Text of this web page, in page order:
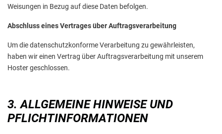
Weisungen in Bezug auf diese Daten befolgen.
Abschluss eines Vertrages über Auftragsverarbeitung
Um die datenschutzkonforme Verarbeitung zu gewährleisten,
haben wir einen Vertrag über Auftragsverarbeitung mit unserem
Hoster geschlossen.
3. ALLGEMEINE HINWEISE UND
PFLICHTINFORMATIONEN